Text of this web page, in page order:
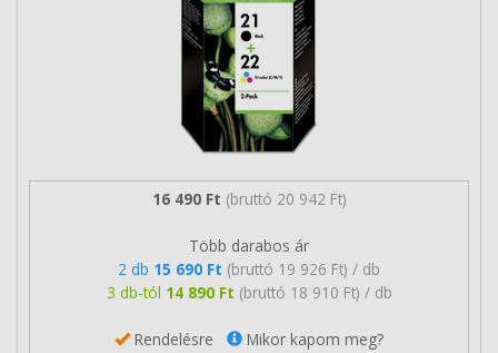
16 490 Ft (bruttó 20 942 Ft)
Több darabos ár
2 db 15 690 Ft (bruttó 19 926 Ft) / db
3 db-tól 14 890 Ft (bruttó 18 910 Ft) / db
Rendelésre Mikor kapom meg?